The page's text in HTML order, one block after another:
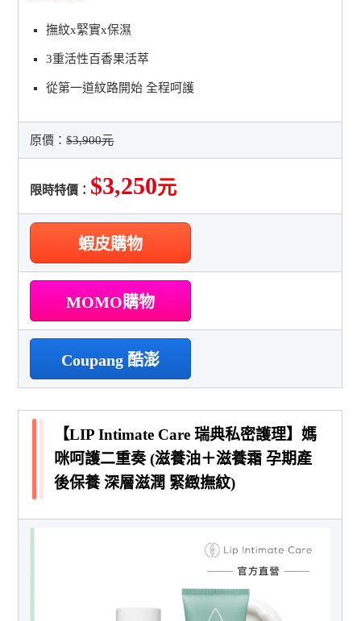
撫紋x緊實x保濕
3重活性百香果活萃
從第一道紋路開始 全程呵護
原價：$3,900元
限時特價： $3,250元
蝦皮購物
MOMO購物
Coupang 酷澎
【LIP Intimate Care 瑞典私密護理】媽
咪呵護二重奏 (滋養油＋滋養霜 孕期產
後保養 深層滋潤 緊緻撫紋)